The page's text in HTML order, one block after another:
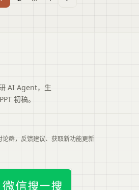
AI Agent，生
初稿。
论群，反馈建议、获取新功能更新